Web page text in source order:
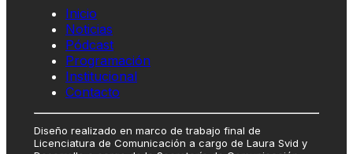
Inicio
Noticias
Pódcast
Programación
Institucional
Contacto
Diseño realizado en marco de trabajo final de
Licenciatura de Comunicación a cargo de Laura Svid y